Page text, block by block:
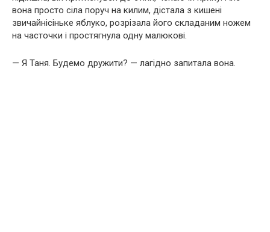
вона просто сіла поруч на килим, дістала з кишені
звичайнісіньке яблуко, розрізала його складаним ножем
на часточки і простягнула одну малюкові.
— Я Таня. Будемо дружити? — лагідно запитала вона.